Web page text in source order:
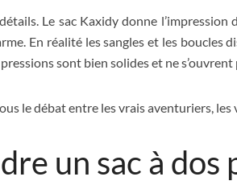
Le sac Kaxidy donne
En réalité les sangles et les
sont bien solides et ne
le débat entre les vrais aventuriers,
un sac à dos